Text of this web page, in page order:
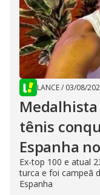
LANCE/ 03/08/
tênis
Espanha
Ex-top 100 e atual
turca e foi campeã
Espanha